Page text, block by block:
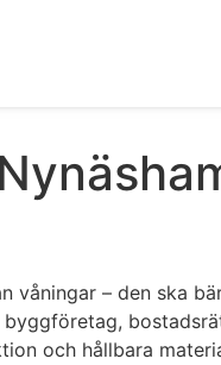
våningar – den ska
och hållbara